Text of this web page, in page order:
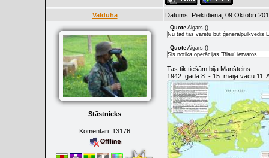
Valduha Datums: Piektdiena,
Stāstnieks
Komentāri: 13176
Quote Aigars ()
Nu tad tas varētu būt ģenerālpulkvedis
Quote Aigars ()
Šis notika operācijas "Blau" ietvaros
Tas tik tiešām bija Manšteins.
1942. gada 8. - 15. maijā vācu